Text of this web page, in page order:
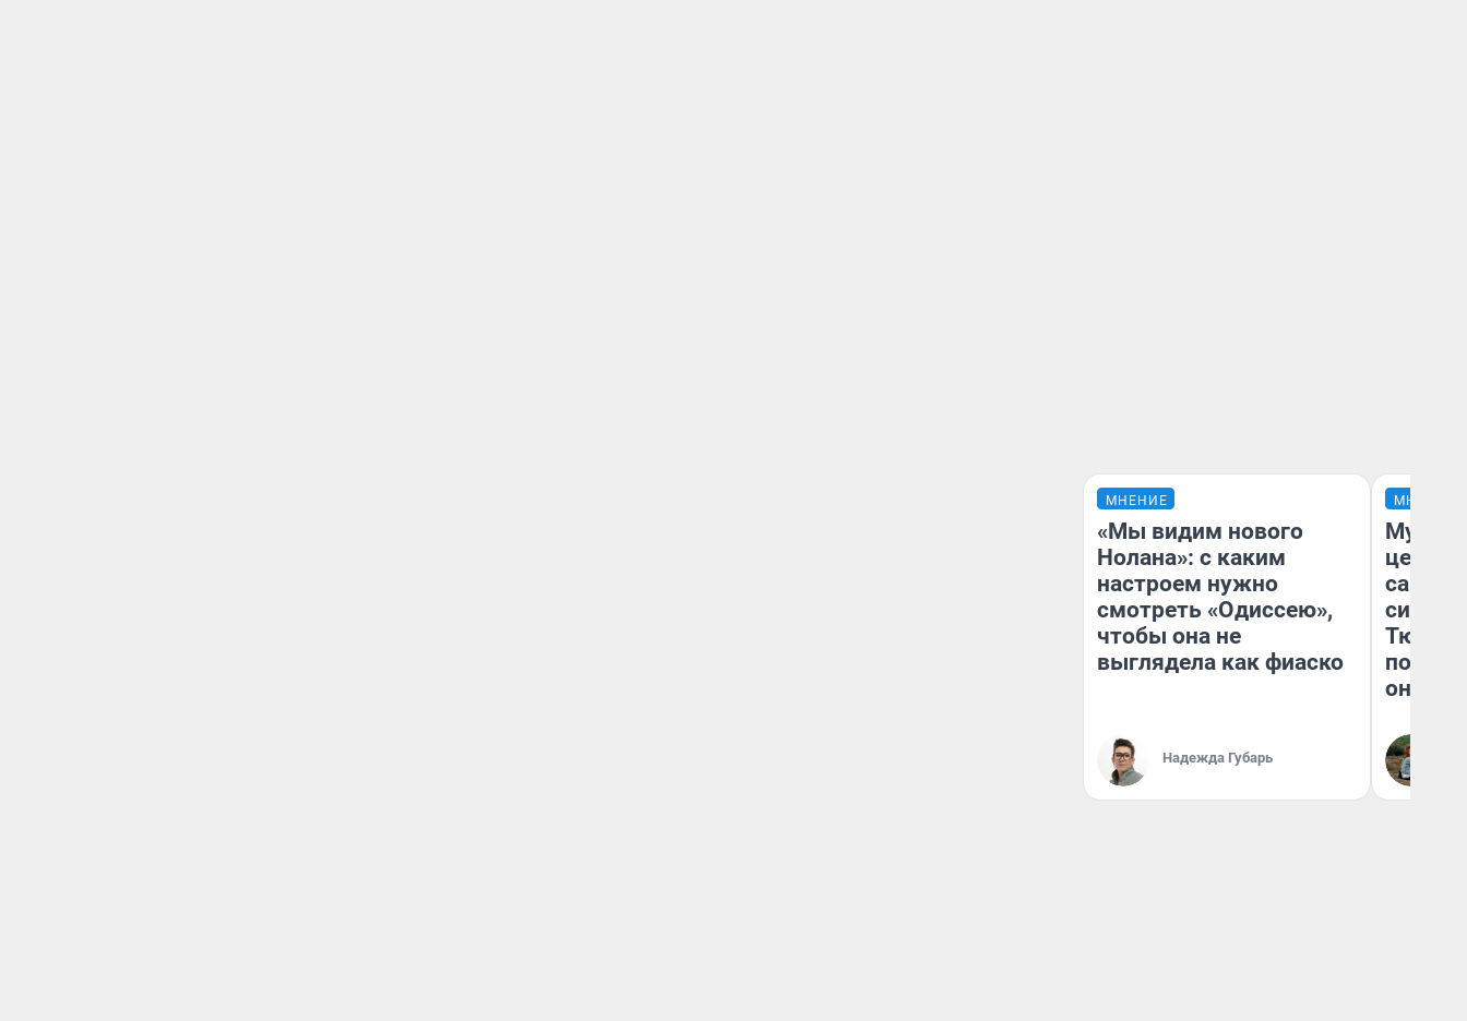
МНЕНИЕ
«Мы видим нового
Нолана»: с каким
настроем нужно
смотреть «Одиссею»,
чтобы она не
выглядела как фиаско
Надежда Губарь
МНЕНИЕ
Музей
они